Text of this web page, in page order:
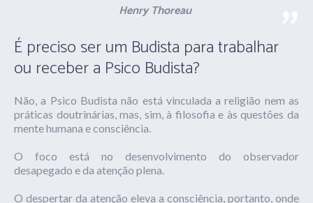
HenryThoreau
É preciso ser um Budista para trabalhar
ou receber a Psico Budista?
Não, a Psico Budista não está vinculada a religião nem as
práticas doutrinárias, mas, sim,à filosofia e às questões da
mente humana e consciência.
O foco está no desenvolvimento do observador
desapegado e da atenção plena.
O despertar da atenção eleva a consciência, portanto, onde